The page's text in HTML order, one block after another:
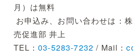
月）は無料
お申込み、お問い合わせは：
売促進部 井上
TEL：03-5283-7232 / Mail：